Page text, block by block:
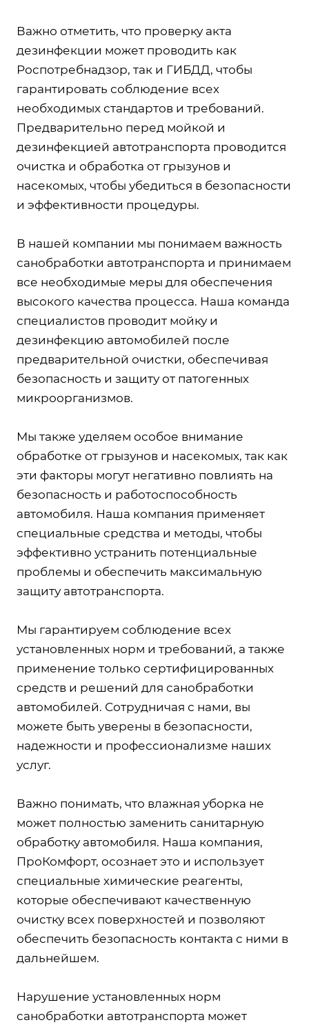
Важно отметить, что проверку акта
дезинфекции может проводить как
Роспотребнадзор, так и ГИБДД, чтобы
гарантировать соблюдение всех
необходимых стандартов и требований.
Предварительно перед мойкой и
дезинфекцией автотранспорта проводится
очистка и обработка от грызунов и
насекомых, чтобы убедиться в безопасности
и эффективности процедуры.
В нашей компании мы понимаем важность
санобработки автотранспорта и принимаем
все необходимые меры для обеспечения
высокого качества процесса. Наша команда
специалистов проводит мойку и
дезинфекцию автомобилей после
предварительной очистки, обеспечивая
безопасность и защиту от патогенных
микроорганизмов.
Мы также уделяем особое внимание
обработке от грызунов и насекомых, так как
эти факторы могут негативно повлиять на
безопасность и работоспособность
автомобиля. Наша компания применяет
специальные средства и методы, чтобы
эффективно устранить потенциальные
проблемы и обеспечить максимальную
защиту автотранспорта.
Мы гарантируем соблюдение всех
установленных норм и требований, а также
применение только сертифицированных
средств и решений для санобработки
автомобилей. Сотрудничая с нами, вы
можете быть уверены в безопасности,
надежности и профессионализме наших
услуг.
Важно понимать, что влажная уборка не
может полностью заменить санитарную
обработку автомобиля. Наша компания,
ПроКомфорт, осознает это и использует
специальные химические реагенты,
которые обеспечивают качественную
очистку всех поверхностей и позволяют
обеспечить безопасность контакта с ними в
дальнейшем.
Нарушение установленных норм
санобработки автотранспорта может